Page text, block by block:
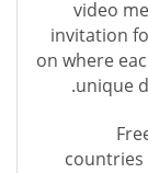
video
invitation
on where
unique
countries